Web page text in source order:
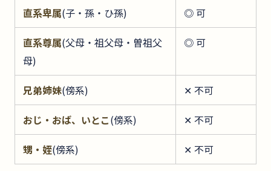
直系卑属(子・孫・ひ孫) ◎ 可
直系尊属(父母・祖父母・曽祖父
母)
◎ 可
兄弟姉妹(傍系) ✕ 不可
おじ・おば、いとこ(傍系) ✕ 不可
甥・姪(傍系) ✕ 不可